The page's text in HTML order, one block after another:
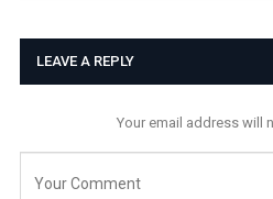
LEAVE A REPLY
Your email address will